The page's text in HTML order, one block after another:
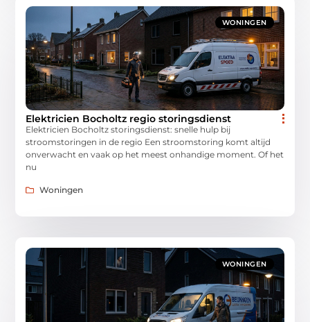
WONINGEN
Elektricien Bocholtz regio storingsdienst
Elektricien Bocholtz storingsdienst: snelle hulp bij
stroomstoringen in de regio Een stroomstoring komt altijd
onverwacht en vaak op het meest onhandige moment. Of het
nu
Woningen
WONINGEN